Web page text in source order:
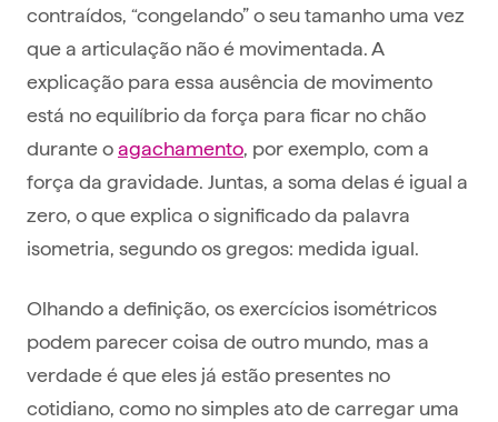
contraídos, “congelando” o seu tamanho uma vez
que a articulação não é movimentada. A
explicação para essa ausência de movimento
está no equilíbrio da força para ficar no chão
durante oagachamento, por exemplo, com a
força da gravidade. Juntas, a soma delas é igual a
zero, o que explica o significado da palavra
isometria, segundo os gregos: medida igual.
Olhando a definição, os exercícios isométricos
podem parecer coisa de outro mundo, mas a
verdade é que eles já estão presentes no
cotidiano, como no simples ato de carregar uma